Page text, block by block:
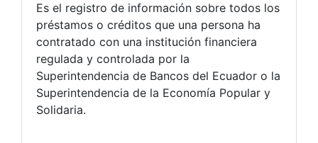
Es el registro de información sobre todos los
préstamos o créditos que una persona ha
contratado con una institución financiera
regulada y controlada por la
Superintendencia de Bancos del Ecuador o la
Superintendencia de la Economía Popular y
Solidaria.